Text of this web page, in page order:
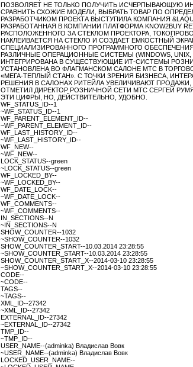
ПОЗВОЛЯЕТ НЕ ТОЛЬКО ПОЛУЧИТЬ ИСЧЕРПЫВАЮЩУЮ
СРАВНИТЬ СХОЖИЕ МОДЕЛИ, ВЫБРАТЬ ТОВАР ПО
РАЗРАБОТЧИКОМ ПРОЕКТА ВЫСТУПИЛА КОМПАНИЯ
РАЗРАБОТАННАЯ В КОМПАНИИ ПЛАТФОРМА KNOW2BUY
РАСПОЛОЖЕННОГО ЗА СТЕКЛОМ ПРОЕКТОРА,
НАКЛЕИВАЕТСЯ НА СТЕКЛО И СОЗДАЕТ ЕМКОСТНЫЙ
СПЕЦИАЛИЗИРОВАННОГО ПРОГРАММНОГО
РАЗЛИЧНЫЕ ОПЕРАЦИОННЫЕ СИСТЕМЫ (WINDOWS,
ИНТЕГРИРОВАНА В СУЩЕСТВУЮЩИЕ ИТ-СИСТЕМЫ
УСТАНОВЛЕНА ВО ФЛАГМАНСКОМ САЛОНЕ МТС В
«МЕГА-ТЕПЛЫЙ СТАН». С ТОЧКИ ЗРЕНИЯ БИЗНЕСА,
РЕШЕНИЯ В САЛОНАХ РИТЕЙЛА УВЕЛИЧИВАЮТ ПРОДАЖИ, В
ОТМЕТИЛ ДИРЕКТОР РОЗНИЧНОЙ СЕТИ МТС СЕРГЕЙ
ЭТИ ЦИФРЫ, НО, ДЕЙСТВИТЕЛЬНО, УДОБНО.
WF_STATUS_ID--1
~WF_STATUS_ID--1
WF_PARENT_ELEMENT_ID--
~WF_PARENT_ELEMENT_ID--
WF_LAST_HISTORY_ID--
~WF_LAST_HISTORY_ID--
WF_NEW--
~WF_NEW--
LOCK_STATUS--green
~LOCK_STATUS--green
WF_LOCKED_BY--
~WF_LOCKED_BY--
WF_DATE_LOCK--
~WF_DATE_LOCK--
WF_COMMENTS--
~WF_COMMENTS--
IN_SECTIONS--N
~IN_SECTIONS--N
SHOW_COUNTER--1032
~SHOW_COUNTER--1032
SHOW_COUNTER_START--10.03.2014 23:28:55
~SHOW_COUNTER_START--10.03.2014 23:28:55
SHOW_COUNTER_START_X--2014-03-10 23:28:55
~SHOW_COUNTER_START_X--2014-03-10 23:28:55
CODE--
~CODE--
TAGS--
~TAGS--
XML_ID--27342
~XML_ID--27342
EXTERNAL_ID--27342
~EXTERNAL_ID--27342
TMP_ID--
~TMP_ID--
USER_NAME--(adminka) Владислав Вовк
~USER_NAME--(adminka) Владислав Вовк
LOCKED_USER_NAME--